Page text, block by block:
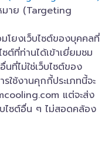
มาย (Targeting
โยงเว็บไซต์ของบุคคลที่
ซต์ที่ท่านได้เข้าเยี่ยมชม
ที่ไม่ใช่เว็บไซต์ของ
ช้งานคุกกี้ประเภทนี้จะ
แต่จะส่ง
ไซต์อื่น ๆ ไม่สอดคล้อง